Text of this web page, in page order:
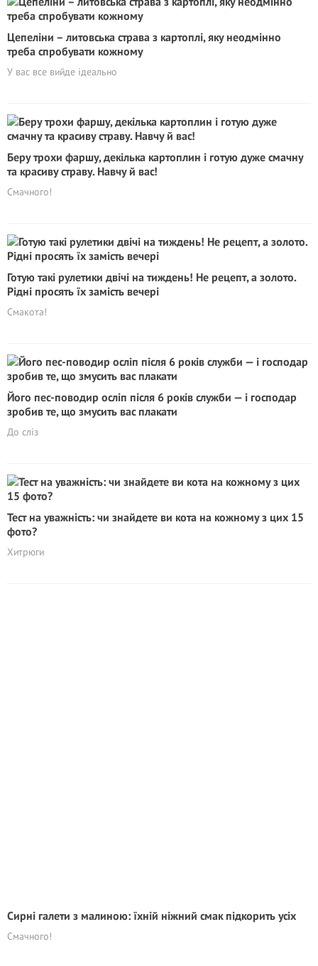
Цепеліни – литовська страва з картоплі, яку неодмінно
треба спробувати кожному
У вас все вийде ідеально
Беру трохи фаршу, декілька картоплин і готую дуже смачну
та красиву страву. Навчу й вас!
Смачного!
Готую такі рулетики двічі на тиждень! Не рецепт, а золото.
Рідні просять їх замість вечері
Смакота!
Його пес-поводир осліп після 6 років служби — і господар
зробив те, що змусить вас плакати
До сліз
Тест на уважність: чи знайдете ви кота на кожному з цих 15
фото?
Хитрюги
Сирні галети з малиною: їхній ніжний смак підкорить усіх
Смачного!